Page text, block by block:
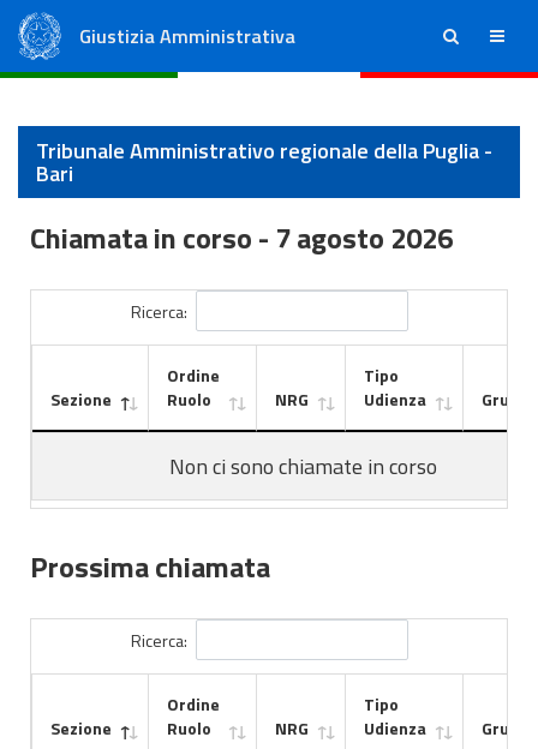
Giustizia Amministrativa ricerca menu
Tribunale Amministrativo regionale della Puglia -
Bari
Chiamata in corso - 7 agosto 2026
Ricerca:
Sezione
Ordine
Ruolo
NRG
Tipo
Udienza
Gruppo
Non ci sono chiamate in corso
Prossima chiamata
Ricerca:
Sezione
Ordine
Ruolo
NRG
Tipo
Udienza
Gruppo